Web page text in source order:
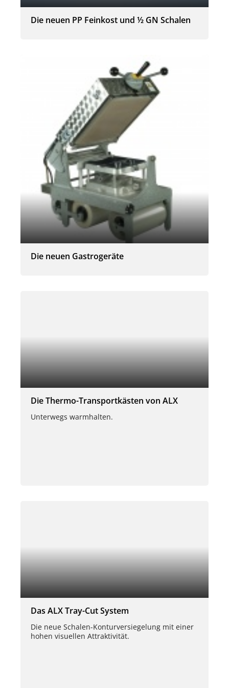
Die neuen PP Feinkost und ½ GN Schalen
Die neuen Gastrogeräte
Die Thermo-Transportkästen von ALX
Unterwegs warmhalten.
Das ALX Tray-Cut System
Die neue Schalen-Konturversiegelung mit einer
hohen visuellen Attraktivität.